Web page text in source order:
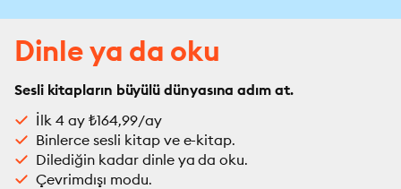
Dinle ya da oku
Sesli kitapların büyülü dünyasına adım at.
İlk 4 ay ₺164,99/ay
Binlerce sesli kitap ve e-kitap.
Dilediğin kadar dinle ya da oku.
Çevrimdışı modu.